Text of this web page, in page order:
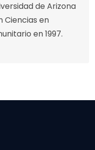
de Arizona
Ciencias en
en 1997.